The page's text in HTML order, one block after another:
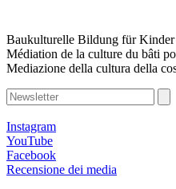
Baukulturelle Bildung für Kinder
Médiation de la culture du bâti
Mediazione della cultura della
Instagram
YouTube
Facebook
Recensione dei media